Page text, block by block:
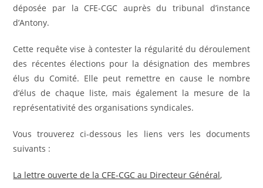
déposée par la CFE-CGC auprès du tribunal d’instance
d’Antony.
Cette requête vise à contester la régularité du déroulement
des récentes élections pour la désignation des membres
élus du Comité. Elle peut remettre en cause le nombre
d’élus de chaque liste, mais également la mesure de la
représentativité des organisations syndicales.
Vous trouverez ci-dessous les liens vers les documents
suivants :
La lettre ouverte de la CFE-CGC au Directeur Général,